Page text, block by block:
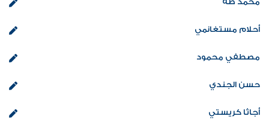
أحلام مستغانمي
مصطفي محمود
حسن الجندي
أجاثا كريستي